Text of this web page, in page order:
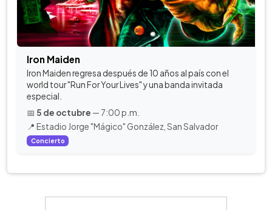
Iron Maiden
Iron Maiden regresa después de 10 años al país con el
world tour "Run For Your Lives" y una banda invitada
especial.
📅 5 de octubre — 7:00 p.m.
📍 Estadio Jorge "Mágico" González, San Salvador
Concierto